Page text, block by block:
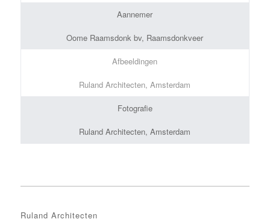
Aannemer
Oome Raamsdonk bv, Raamsdonkveer
Afbeeldingen
Ruland Architecten, Amsterdam
Fotografie
Ruland Architecten, Amsterdam
Ruland Architecten